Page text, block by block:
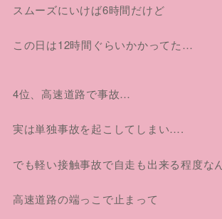
スムーズにいけば6時間だけど
この日は12時間ぐらいかかってた…
4位、高速道路で事故…
実は単独事故を起こしてしまい….
でも軽い接触事故で自走も出来る程度な
高速道路の端っこで止まって